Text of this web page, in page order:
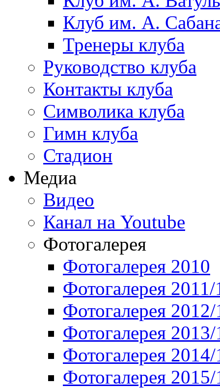
Клуб им. А.
Тренеры клуба
Руководство клуба
Контакты клуба
Символика клуба
Гимн клуба
Стадион
Медиа
Видео
Канал на Youtube
Фотогалерея
Фотогалерея 2010
Фотогалерея 2011/
Фотогалерея
Фотогалерея
Фотогалерея
Фотогалерея